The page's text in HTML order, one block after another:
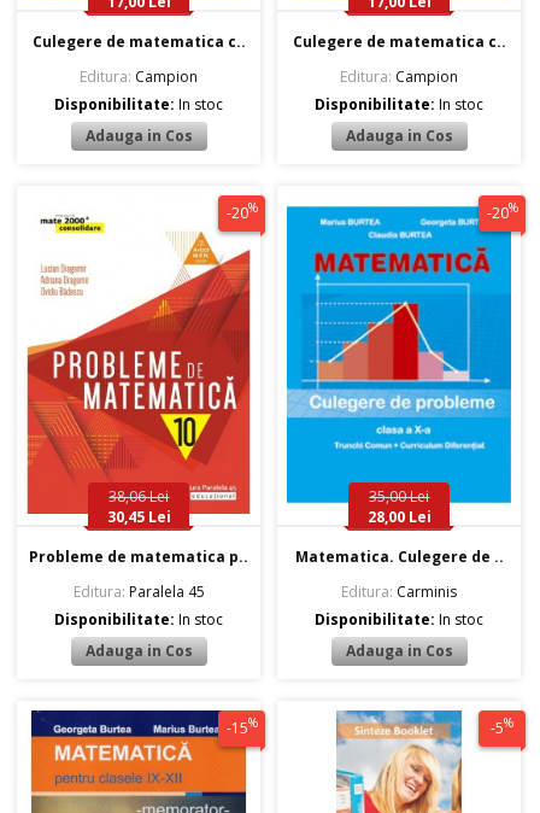
Culegere de matematica c..
Editura: Campion
Disponibilitate:In stoc
Culegere de matematica c..
Editura: Campion
Disponibilitate:In stoc
-20%
38,06 Lei
30,45 Lei
Probleme de matematica p..
Editura: Paralela 45
Disponibilitate:In stoc
-20%
35,00 Lei
28,00 Lei
Matematica. Culegere de ..
Editura: Carminis
Disponibilitate:In stoc
-15% -5%